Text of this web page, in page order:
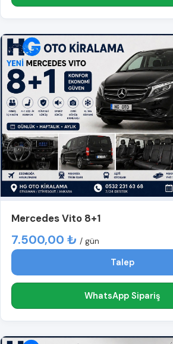
Mercedes Vito 8+1
7.500,00 ₺ / gün
Talep
WhatsApp Sipariş